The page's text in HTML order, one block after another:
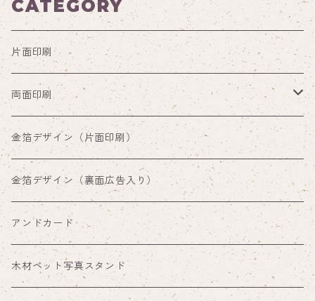
CATEGORY
片面印刷
両面印刷
両面印刷（裏面通常デザイン）
両面印刷（裏面広告入り）
金箔デザイン（片面印刷）
金箔デザイン（裏面広告入り）
アンドカード
木材ペット写真スタンド